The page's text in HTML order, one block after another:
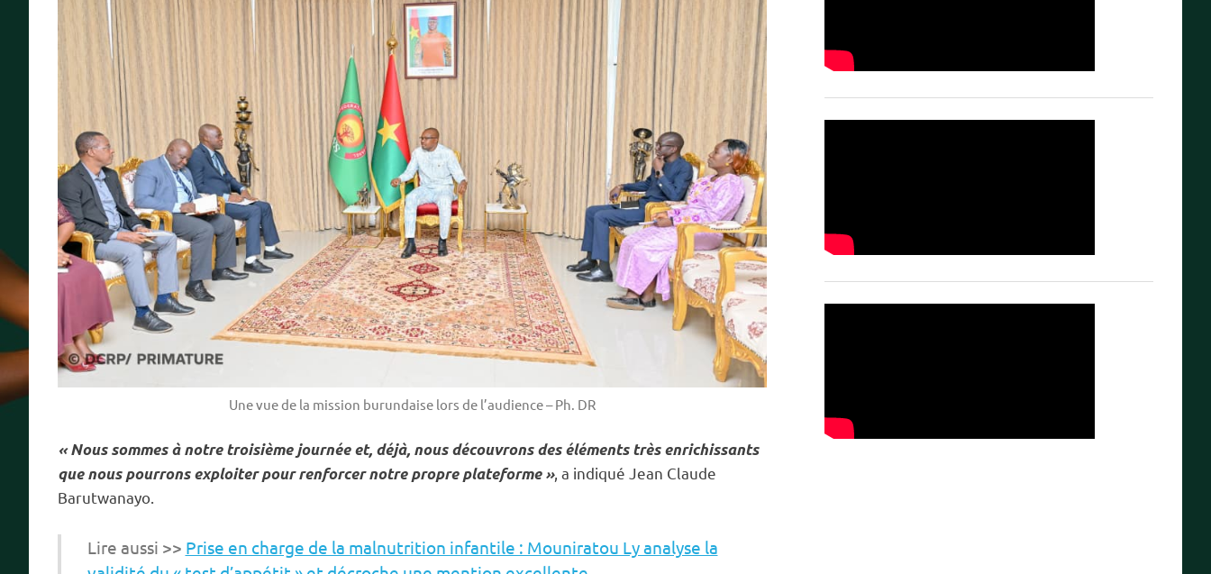
Une vue de la mission burundaise lors de l’audience – Ph. DR
« Nous sommes à notre troisième journée et, déjà, nous découvrons des éléments très enrichissants
que nous pourrons exploiter pour renforcer notre propre plateforme », a indiqué Jean Claude
Barutwanayo.
Lire aussi >> Prise en charge de la malnutrition infantile : Mouniratou Ly analyse la